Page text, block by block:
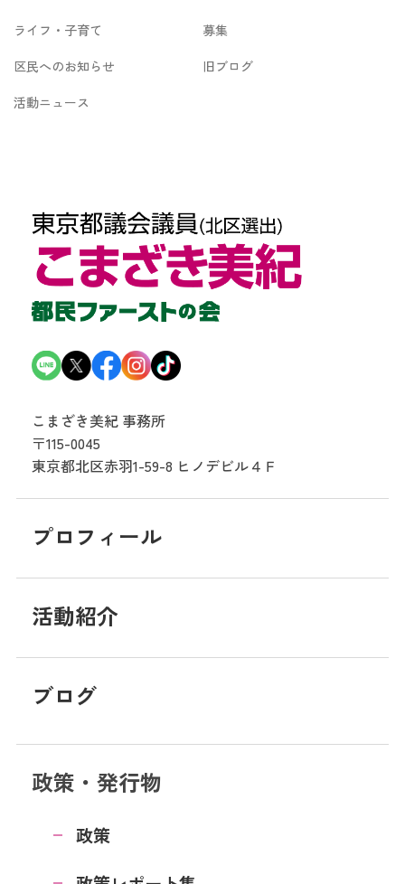
ライフ・子育て
募集
区民へのお知らせ
旧ブログ
活動ニュース
こまざき美紀 事務所
〒115-0045
東京都北区赤羽1-59-8 ヒノデビル４Ｆ
プロフィール
活動紹介
ブログ
政策・発行物
政策